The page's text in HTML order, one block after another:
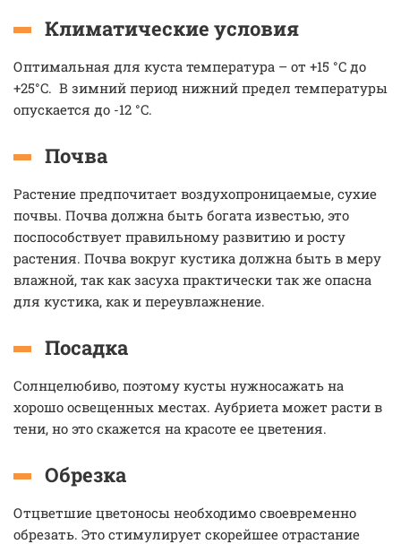
Климатические условия
Оптимальная для куста температура – от +15 °C до
+25°C. В зимний период нижний предел температуры
опускается до -12 °C.
Почва
Растение предпочитает воздухопроницаемые, сухие
почвы. Почва должна быть богата известью, это
поспособствует правильному развитию и росту
растения. Почва вокруг кустика должна быть в меру
влажной, так как засуха практически так же опасна
для кустика, как и переувлажнение.
Посадка
Солнцелюбиво, поэтому кусты нужносажать на
хорошо освещенных местах. Аубриета может расти в
тени, но это скажется на красоте ее цветения.
Обрезка
Отцветшие цветоносы необходимо своевременно
обрезать. Это стимулирует скорейшее отрастание